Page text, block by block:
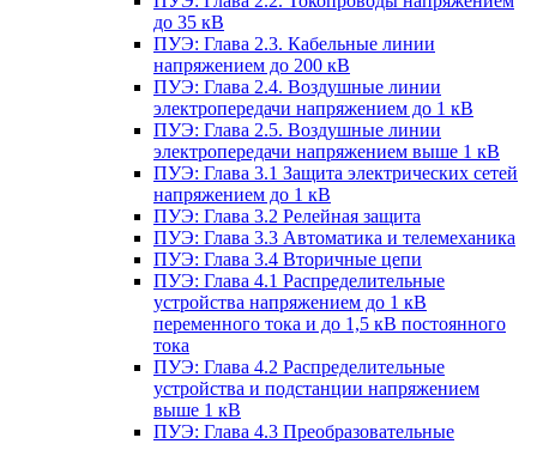
до 35 кВ
ПУЭ: Глава 2.3. Кабельные линии
напряжением до 200 кВ
ПУЭ: Глава 2.4. Воздушные линии
электропередачи напряжением до 1 кВ
ПУЭ: Глава 2.5. Воздушные линии
электропередачи напряжением выше 1 кВ
ПУЭ: Глава 3.1 Защита электрических сетей
напряжением до 1 кВ
ПУЭ: Глава 3.2 Релейная защита
ПУЭ: Глава 3.3 Автоматика и телемеханика
ПУЭ: Глава 3.4 Вторичные цепи
ПУЭ: Глава 4.1 Распределительные
устройства напряжением до 1 кВ
переменного тока и до 1,5 кВ постоянного
тока
ПУЭ: Глава 4.2 Распределительные
устройства и подстанции напряжением
выше 1 кВ
ПУЭ: Глава 4.3 Преобразовательные